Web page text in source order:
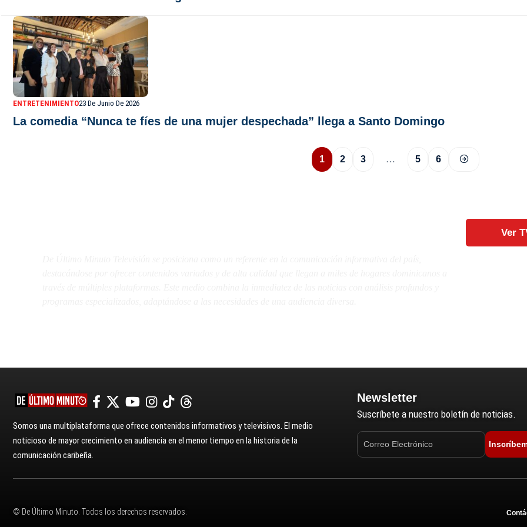
ENTRETENIMIENTO23 De Junio De 2026
La comedia “Nunca te fíes de una mujer despechada” llega a Santo Domingo
1 2 3 … 5 6
Ver
Somos una multiplataforma que ofrece contenidos informativos y televisivos. El medio
noticioso de mayor crecimiento en audiencia en el menor tiempo en la historia de la
comunicación caribeña.
Newsletter
Suscríbete a nuestro boletín de noticias.
© De Último Minuto. Todos los derechos reservados.